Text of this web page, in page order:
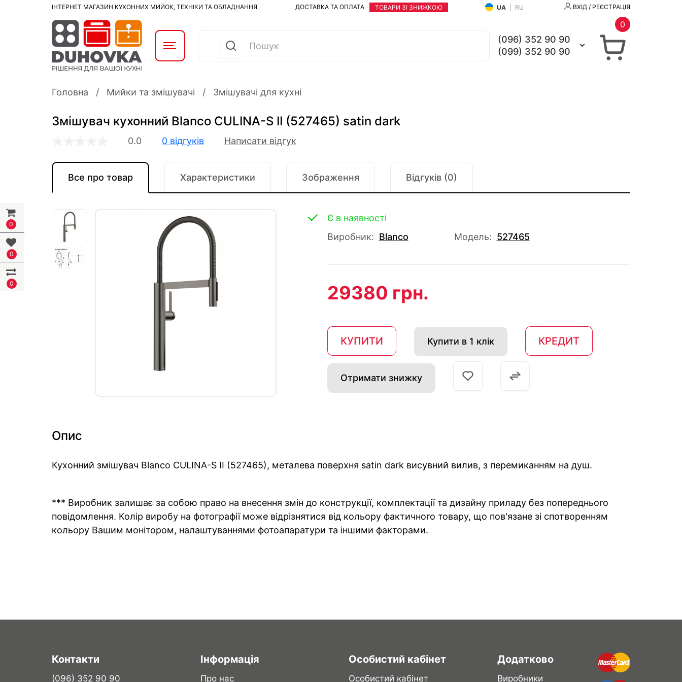
0
0
0
ІНТЕРНЕТ МАГАЗИН КУХОННИХ МИЙОК, ТЕХНІКИ ТА ОБЛАДНАННЯ ДОСТАВКА ТА ОПЛАТА ТОВАРИ ЗІ ЗНИЖКОЮ UA RU ВХІД / РЕЄСТРАЦІЯ
(096) 352 90 90
(099) 352 90 90
0
Головна Мийки та змішувачі Змішувачі для кухні
Змішувач кухонний Blanco CULINA-S II (527465) satin dark
0.0 0 відгуків Написати відгук
Все про товар Характеристики Зображення Відгуків (0)
Є в наявності
Виробник: Blanco Модель: 527465
29380 грн.
КУПИТИ Купити в 1 клік КРЕДИТ
Отримати знижку
Опис
Кухонний змішувач Blanco CULINA-S II (527465), металева поверхня satin dark висувний вилив, з перемиканням на душ.
*** Виробник залишає за собою право на внесення змін до конструкції, комплектації та дизайну приладу без попереднього
повідомлення. Колір виробу на фотографії може відрізнятися від кольору фактичного товару, що пов'язане зі спотворенням
кольору Вашим монітором, налаштуваннями фотоапаратури та іншими факторами.
Контакти
(096) 352 90 90
Інформація
Про нас
Особистий кабінет
Особистий кабінет
Додатково
Виробники